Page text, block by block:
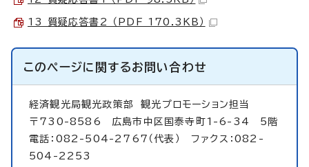
13 質疑応答書2 （PDF 170.3KB）
このページに関するお問い合わせ
経済観光局観光政策部観光プロモーション担当
〒730-8586 広島市中区国泰寺町1-6-34 5階
電話：082-504-2767（代表） ファクス：082-
504-2253